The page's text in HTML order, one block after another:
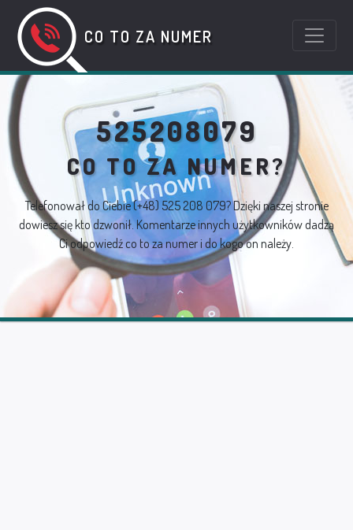
CO TO ZA NUMER
525208079
CO TO ZA NUMER?
Telefonował do Ciebie(+48) 525 208 079? Dzięki naszej stronie
dowiesz się kto dzwonił. Komentarze innych użytkowników dadzą
Ci odpowiedź co to za numer i do kogo on należy.